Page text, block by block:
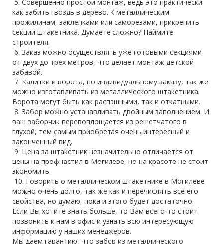
5. Совершенно простой монтаж, ведь это практически
как забить гвоздь в дерево. К металлическим
прожилинам, заклепками или саморезами, прикрепить
секции штакетника. Думаете сложно? Наймите
строителя.
6. Заказ можно осуществлять уже готовыми секциями
от двух до трех метров, что делает монтаж детской
забавой.
7. Калитки и ворота, по индивидуальному заказу, так же
можно изготавливать из металлического штакетника.
Ворота могут быть как распашными, так и откатными.
8. Забор можно устанавливать двойным заполнением. И
ваш заборчик перевоплощается из решетчатого в
глухой, тем самым приобретая очень интересный и
законченный вид.
9. Цена за штакетник незначительно отличается от
цены на профнастил в Могилеве, но на красоте не стоит
экономить.
10. Говорить о металлическом штакетнике в Могилеве
можно очень долго, так же как и перечислять все его
свойства, но думаю, пока и этого будет достаточно.
Если Вы хотите знать больше, то Вам всего-то стоит
позвонить к нам в офис и узнать всю интересующую
информацию у наших менеджеров.
Мы даем гарантию, что забор из металлического